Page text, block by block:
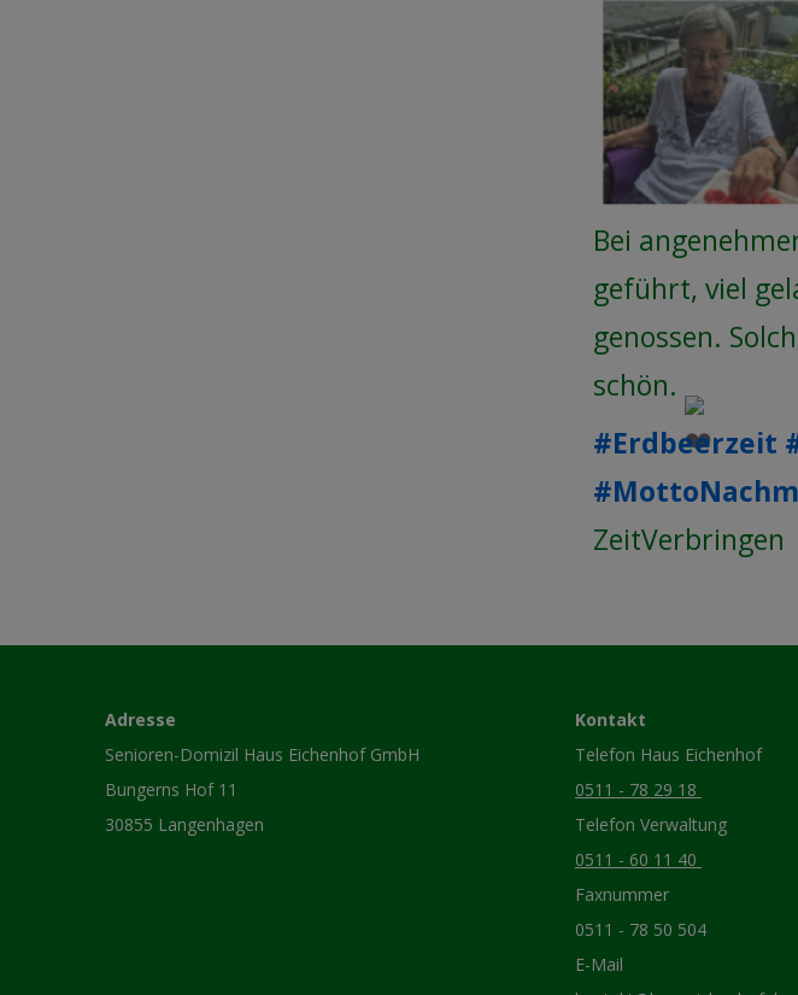
Bei
geführt, viel
genossen.
schön.
#Erdbeerzeit
ZeitVerbringen
Adresse
Senioren-Domizil Haus Eichenhof GmbH
Bungerns Hof 11
30855 Langenhagen
Kontakt
Telefon Haus Eichenhof
0511 - 78 29 18
Telefon Verwaltung
0511 - 60 11 40
Faxnummer
0511 - 78 50 504
E-Mail